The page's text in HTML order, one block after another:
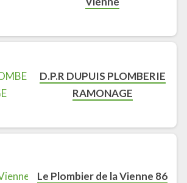
D.P.R DUPUIS PLOMBERIE
RAMONAGE
Le Plombier de la Vienne 86